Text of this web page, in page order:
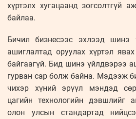
хүртэлх хугацаанд зогсолтгүй
байлаа.
Бичил бизнесээс эхлээд шинэ
ашиглалтад оруулах хүртэл
байгаагүй. Бид шинэ үйлдвэрээ
гурван сар болж байна. Мэдээж
чихэр хүний эрүүл мэндэд
цагийн технологийн дэвшлийг
олон улсын стандартад